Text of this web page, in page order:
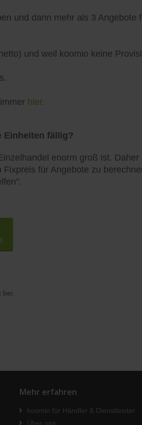
und dann mehr als 3
und weil koomio keine
hier.
Einheiten fällig?
enorm groß ist.
für Angebote zu
bei:
Mehr erfahren
koomio für Händler & Dienstleister
Über uns